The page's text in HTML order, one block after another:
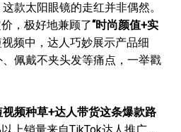
款太阳眼镜的走红并非偶然。
，极好地兼顾了“时尚颜值+实
频中，达人巧妙展示产品细
佩戴不夹头发等痛点，一举戳
视频种草+达人带货这条爆款路